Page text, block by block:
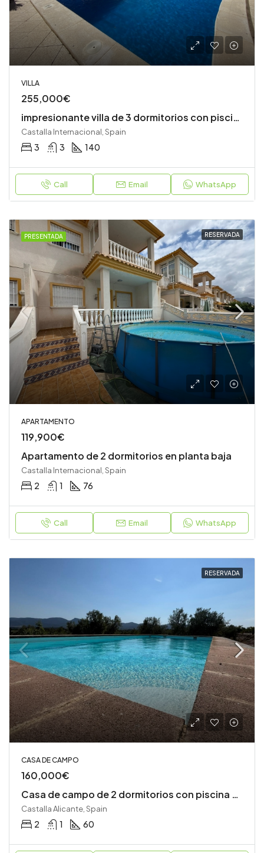
VILLA
255,000€
impresionante villa de 3 dormitorios con piscina
Castalla Internacional, Spain
3 3 140
Call Email WhatsApp
PRESENTADA RESERVADA
APARTAMENTO
119,900€
Apartamento de 2 dormitorios en planta baja
Castalla Internacional, Spain
2 1 76
Call Email WhatsApp
RESERVADA
CASA DE CAMPO
160,000€
Casa de campo de 2 dormitorios con piscina privada
Castalla Alicante, Spain
2 1 60